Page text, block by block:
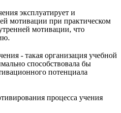
эксплуатирует и
мотивации при практическом
мотивации, что
- такая организация учебной
способствовала бы
потенциала
процесса учения